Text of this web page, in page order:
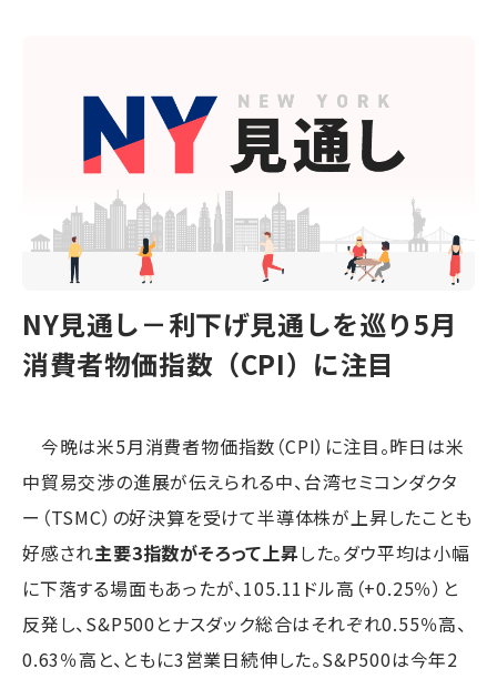
NY見通し－利下げ見通しを巡り5月
消費者物価指数（CPI）に注目
今晩は米5月消費者物価指数（CPI）に注目。昨日は米
中貿易交渉の進展が伝えられる中、台湾セミコンダクタ
ー（TSMC）の好決算を受けて半導体株が上昇したことも
好感され主要3指数がそろって上昇した。ダウ平均は小幅
に下落する場面もあったが、105.11ドル高（+0.25％）と
反発し、S&P500とナスダック総合はそれぞれ0.55％高、
0.63％高と、ともに3営業日続伸した。S&P500は今年2